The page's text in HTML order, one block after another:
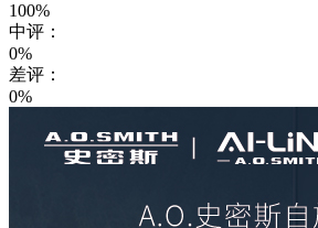
100%
中评：
0%
差评：
0%